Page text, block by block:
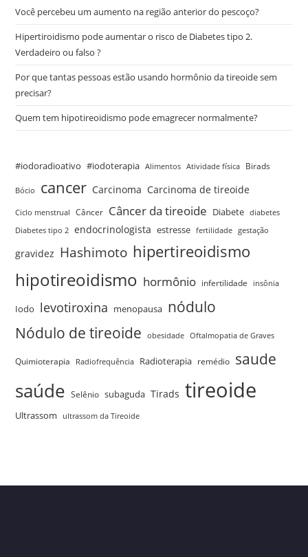
Você percebeu um aumento na região anterior do pescoço?
Hipertiroidismo pode aumentar o risco de Diabetes tipo 2.
Verdadeiro ou falso ?
Por que tantas pessoas estão usando hormônio da tireoide sem
precisar?
Quem tem hipotireoidismo pode emagrecer normalmente?
#iodoradioativo #iodoterapia Alimentos Atividade física Birads
Bócio cancer Carcinoma Carcinoma de tireoide
Ciclo menstrual Câncer Câncer da tireoide Diabete
diabetes
Diabetes tipo 2
endocrinologista estresse fertilidade gestação
gravidez Hashimoto hipertireoidismo
hipotireoidismo hormônio infertilidade insônia
Iodo levotiroxina menopausa nódulo
Nódulo de tireoide obesidade Oftalmopatia de Graves
Quimioterapia Radiofrequência Radioterapia remédio saude
saúde Selênio subaguda Tirads tireoide
Ultrassom ultrassom da Tireoide